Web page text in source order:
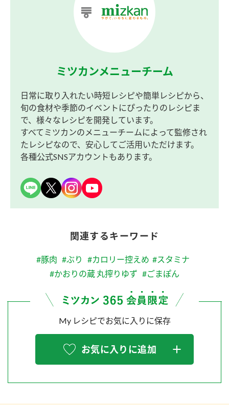
ミツカンメニューチーム
日常に取り入れたい時短レシピや簡単レシピから、
旬の食材や季節のイベントにぴったりのレシピま
で、様々なレシピを開発しています。
すべてミツカンのメニューチームによって監修され
たレシピなので、安心してご活用いただけます。
各種公式SNSアカウントもあります。
関連するキーワード
#豚肉 #ぶり #カロリー控えめ #スタミナ
#かおりの蔵 丸搾りゆず #ごまぽん
My レシピでお気に入りに保存
お気に入りに追加